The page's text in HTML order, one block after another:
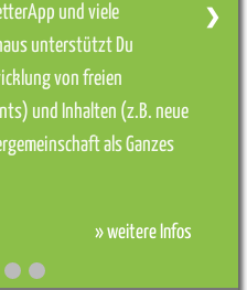
und viele
unterstützt Du
von freien
und Inhalten (z.B. neue
als Ganzes
» weitere Infos
❯